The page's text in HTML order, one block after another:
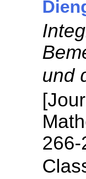
und
266-